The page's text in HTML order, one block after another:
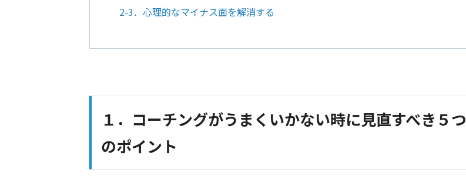
2-3．心理的なマイナス面を解消する
１．コーチングがうまくいかない時に見直すべき５つ
のポイント